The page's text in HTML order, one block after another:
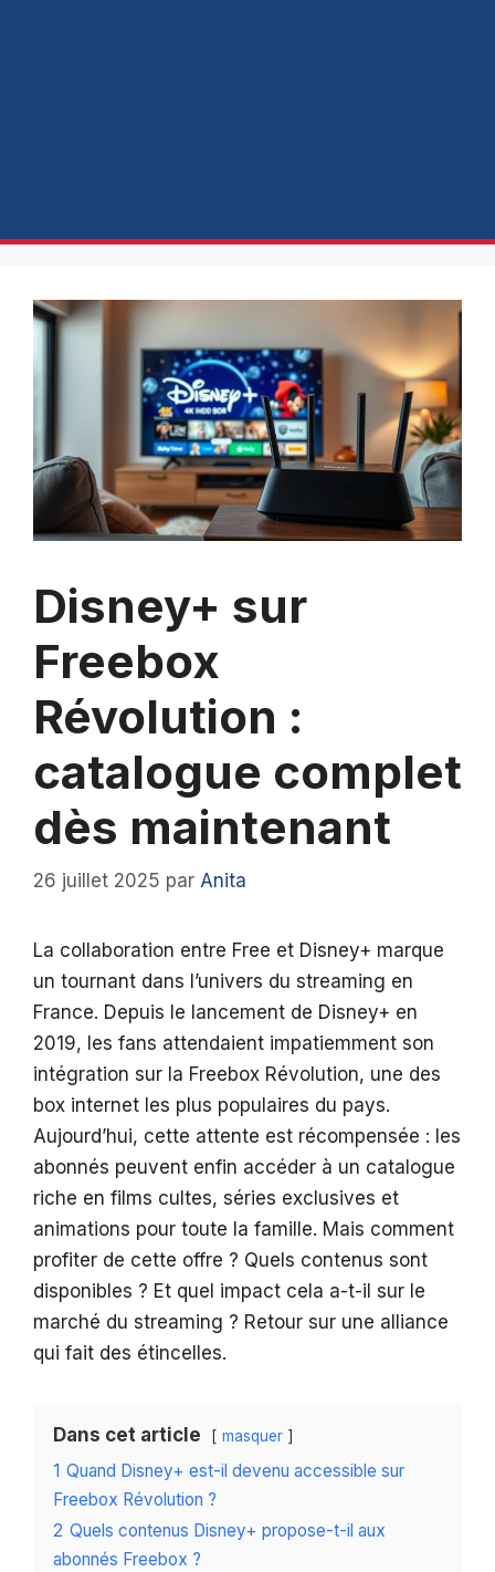
Disney+ sur
Freebox
Révolution :
catalogue complet
dès maintenant
26 juillet 2025 par Anita
La collaboration entre Free et Disney+ marque
un tournant dans l’univers du streaming en
France. Depuis le lancement de Disney+ en
2019, les fans attendaient impatiemment son
intégration sur la Freebox Révolution, une des
box internet les plus populaires du pays.
Aujourd’hui, cette attente est récompensée : les
abonnés peuvent enfin accéder à un catalogue
riche en films cultes, séries exclusives et
animations pour toute la famille. Mais comment
profiter de cette offre ? Quels contenus sont
disponibles ? Et quel impact cela a-t-il sur le
marché du streaming ? Retour sur une alliance
qui fait des étincelles.
Dans cet article masquer
1 Quand Disney+ est-il devenu accessible sur
Freebox Révolution ?
2 Quels contenus Disney+ propose-t-il aux
abonnés Freebox ?